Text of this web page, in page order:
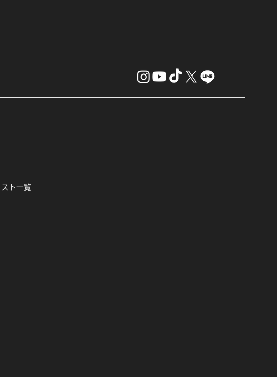
ト一覧